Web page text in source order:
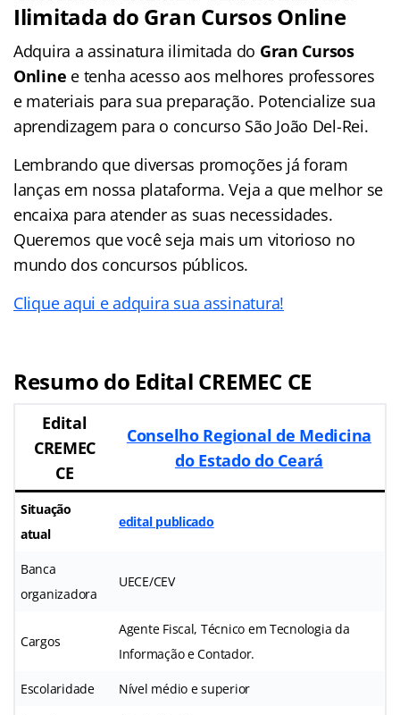
Ilimitada do Gran Cursos Online
Adquira a assinatura ilimitada do Gran Cursos
Online e tenha acesso aos melhores professores
e materiais para sua preparação. Potencialize sua
aprendizagem para o concurso São João Del-Rei.
Lembrando que diversas promoções já foram
lanças em nossa plataforma. Veja a que melhor se
encaixa para atender as suas necessidades.
Queremos que você seja mais um vitorioso no
mundo dos concursos públicos.
Clique aqui e adquira sua assinatura!
Resumo do Edital CREMEC CE
Edital
CREMEC
CE
Conselho Regional de Medicina
do Estado do Ceará
Situação
atual
edital publicado
Banca
organizadora
UECE/CEV
Cargos
Agente Fiscal, Técnico em Tecnologia da
Informação e Contador.
Escolaridade Nível médio e superior